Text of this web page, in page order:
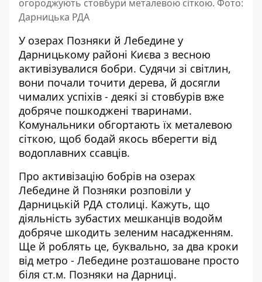
огороджують стовбури металевою сіткою. Фото:
Дарницька РДА
У озерах Позняки й Лебедине у
Дарницькому районі Києва з весною
активізувалися бобри. Судячи зі світлин,
вони почали точити дерева, й досягли
чималих успіхів - деякі зі стовбурів вже
добряче пошкоджені тваринами.
Комунальники обгортають їх металевою
сіткою, щоб бодай якось вберегти від
водоплавних ссавців.
Про активізацію бобрів на озерах
Лебедине й Позняки розповіли у
Дарницькій РДА столиці. Кажуть, що
діяльність зубастих мешканців водойм
добряче шкодить зеленим насадженням.
Ще й роблять це, буквально, за два кроки
від метро - Лебедине розташоване просто
біля ст.м. Позняки на Дарниці.